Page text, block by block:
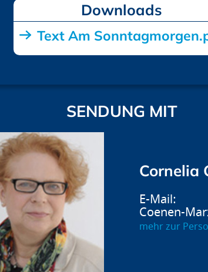
Downloads
Text Am
SENDUNG MIT
Cornelia
Coenen-
mehr zur